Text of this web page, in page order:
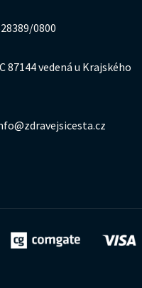
0800
87144 vedená u Krajského